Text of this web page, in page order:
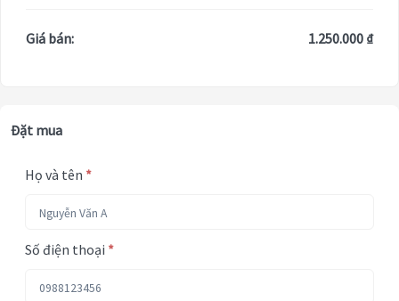
Giá bán: 1.250.000 ₫
Đặt mua
Họ và tên *
Số điện thoại *